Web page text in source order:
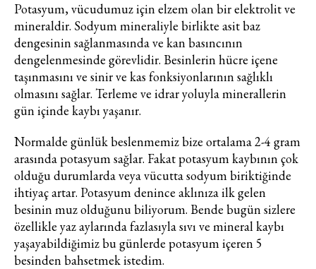
Potasyum, vücudumuz için elzem olan bir elektrolit ve
mineraldir. Sodyum mineraliyle birlikte asit baz
dengesinin sağlanmasında ve kan basıncının
dengelenmesinde görevlidir. Besinlerin hücre içene
taşınmasını ve sinir ve kas fonksiyonlarının sağlıklı
olmasını sağlar. Terleme ve idrar yoluyla minerallerin
gün içinde kaybı yaşanır.
Normalde günlük beslenmemiz bize ortalama 2-4 gram
arasında potasyum sağlar. Fakat potasyum kaybının çok
olduğu durumlarda veya vücutta sodyum biriktiğinde
ihtiyaç artar. Potasyum denince aklınıza ilk gelen
besinin muz olduğunu biliyorum. Bende bugün sizlere
özellikle yaz aylarında fazlasıyla sıvı ve mineral kaybı
yaşayabildiğimiz bu günlerde potasyum içeren 5
besinden bahsetmek istedim.